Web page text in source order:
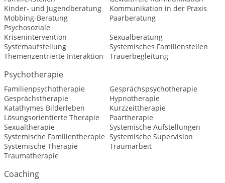
Kinder- und Jugendberatung
Kommunikation in der Praxis
Mobbing-Beratung
Paarberatung
Psychosoziale
Krisenintervention
Sexualberatung
Systemaufstellung
Systemisches Familienstellen
Themenzentrierte Interaktion
Trauerbegleitung
Psychotherapie
Familienpsychotherapie
Gesprächspsychotherapie
Gesprächstherapie
Hypnotherapie
Katathymes Bilderleben
Kurzzeittherapie
Lösungsorientierte Therapie
Paartherapie
Sexualtherapie
Systemische Aufstellungen
Systemische Familientherapie Systemische Supervision
Systemische Therapie
Traumarbeit
Traumatherapie
Coaching